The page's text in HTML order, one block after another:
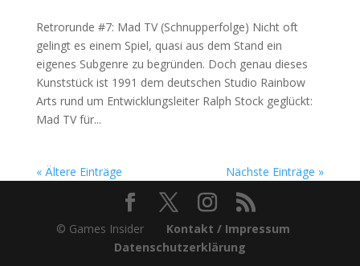
Retrorunde #7: Mad TV (Schnupperfolge) Nicht oft
gelingt es einem Spiel, quasi aus dem Stand ein
eigenes Subgenre zu begründen. Doch genau dieses
Kunststück ist 1991 dem deutschen Studio Rainbow
Arts rund um Entwicklungsleiter Ralph Stock geglückt:
Mad TV für...
« Ältere Einträge Nächste Einträge »
© Games Insider Kontakt / Impressum
Datenschutzerklärung